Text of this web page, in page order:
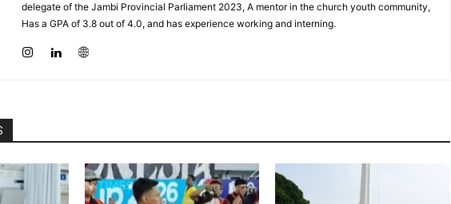
delegate of the Jambi Provincial Parliament 2023, A mentor in the church youth community,
Has a GPA of 3.8 out of 4.0, and has experience working and interning.